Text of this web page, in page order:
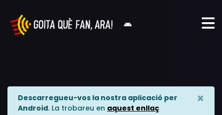
Descarregueu-vos la nostra aplicació per
Android. La trobareu en aquest enllaç
×